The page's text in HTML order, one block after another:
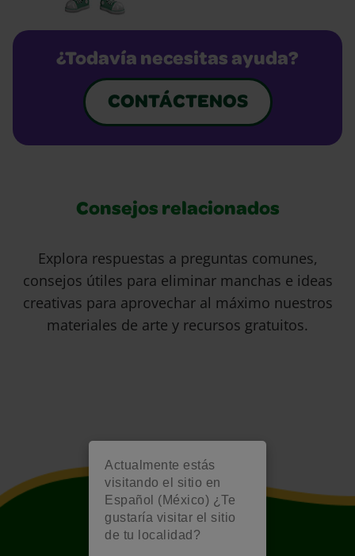
Actualmente estás
visitando el sitio en
Español (México) ¿Te
gustaría visitar el sitio
de tu localidad?
¿Todavía necesitas ayuda?
CONTÁCTENOS
Consejos relacionados
Explora respuestas a preguntas comunes,
consejos útiles para eliminar manchas e ideas
creativas para aprovechar al máximo nuestros
materiales de arte y recursos gratuitos.